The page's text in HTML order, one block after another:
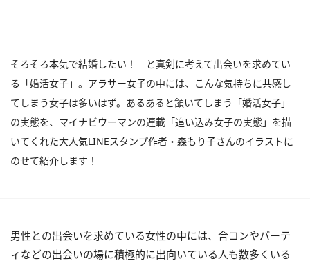
そろそろ本気で結婚したい！ と真剣に考えて出会いを求めてい
る「婚活女子」。アラサー女子の中には、こんな気持ちに共感し
てしまう女子は多いはず。あるあると頷いてしまう「婚活女子」
の実態を、マイナビウーマンの連載「追い込み女子の実態」を描
いてくれた大人気LINEスタンプ作者・森もり子さんのイラストに
のせて紹介します！
男性との出会いを求めている女性の中には、合コンやパーテ
ィなどの出会いの場に積極的に出向いている人も数多くいる